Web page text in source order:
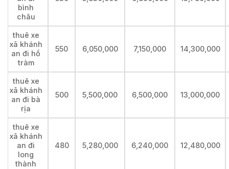
bình
châu
thuê xe
xã khánh
an đi hồ
tràm
550 6,050,000 7,150,000 14,300,000
thuê xe
xã khánh
an đi bà
rịa
500 5,500,000 6,500,000 13,000,000
thuê xe
xã khánh
an đi
long
thành
480 5,280,000 6,240,000 12,480,000